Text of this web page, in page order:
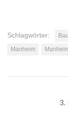
Schlagwörter:
Manheim
3.